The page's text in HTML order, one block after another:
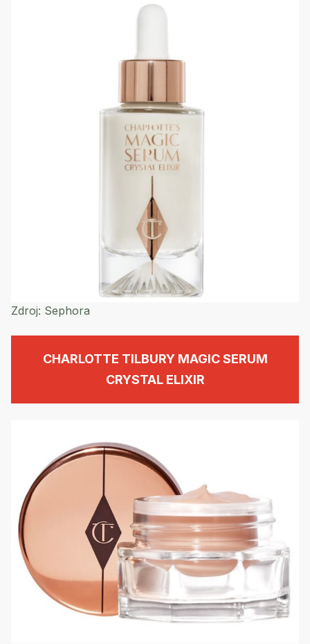
Zdroj: Sephora
CHARLOTTE TILBURY MAGIC SERUM
CRYSTAL ELIXIR